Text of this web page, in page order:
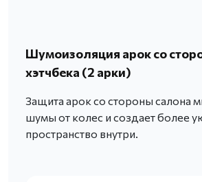
Шумоизоляция арок со
хэтчбека (2 арки)
Защита арок со стороны салона
шумы от колес и создает более
пространство внутри.